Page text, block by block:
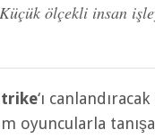
ölçekli insan
‘ı
oyuncularla